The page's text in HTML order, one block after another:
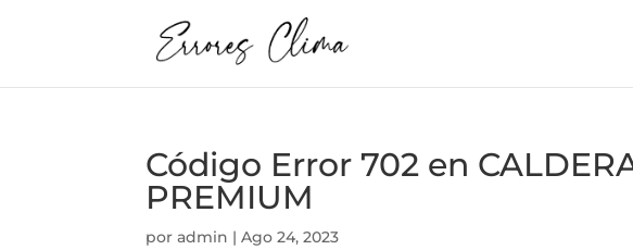
Código Error 702 en
PREMIUM
poradmin |Ago 24, 2023